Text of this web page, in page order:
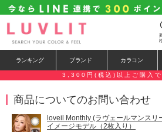
ランキング ブランド カラコン
3,300円(税込)以上ご購入で
商品についてのお問い合わせ
loveil Monthly (ラヴェールマンス
イメージモデル（2枚入り）